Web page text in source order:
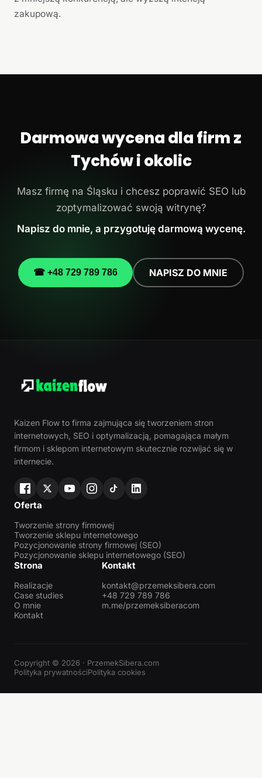
zakupową.
Darmowa wycena dla firm z
Tychów i okolic
Masz firmę na Śląsku i chcesz poprawić SEO lub
zoptymalizować swoją witrynę?
Napisz do mnie, a przygotuję darmową wycenę.
☎ +48 729 789 786 NAPISZ DO MNIE
Kaizen Flow to firma zajmująca się tworzeniem stron
internetowych, SEO i optymalizacją, pomagająca małym
firmom i sklepom internetowym skutecznie rozwijać się w
internecie.
Oferta
Tworzenie strony firmowej
Tworzenie sklepu internetowego
Pozycjonowanie strony firmowej (SEO)
Pozycjonowanie sklepu internetowego (SEO)
Strona
Realizacje
Case studies
O mnie
Kontakt
Kontakt
kontakt@przemeksibera.com
+48 729 789 786
m.me/przemeksiberacom
Copyright © 2026 · PrzemekSibera.com
Polityka prywatnościPolityka cookies